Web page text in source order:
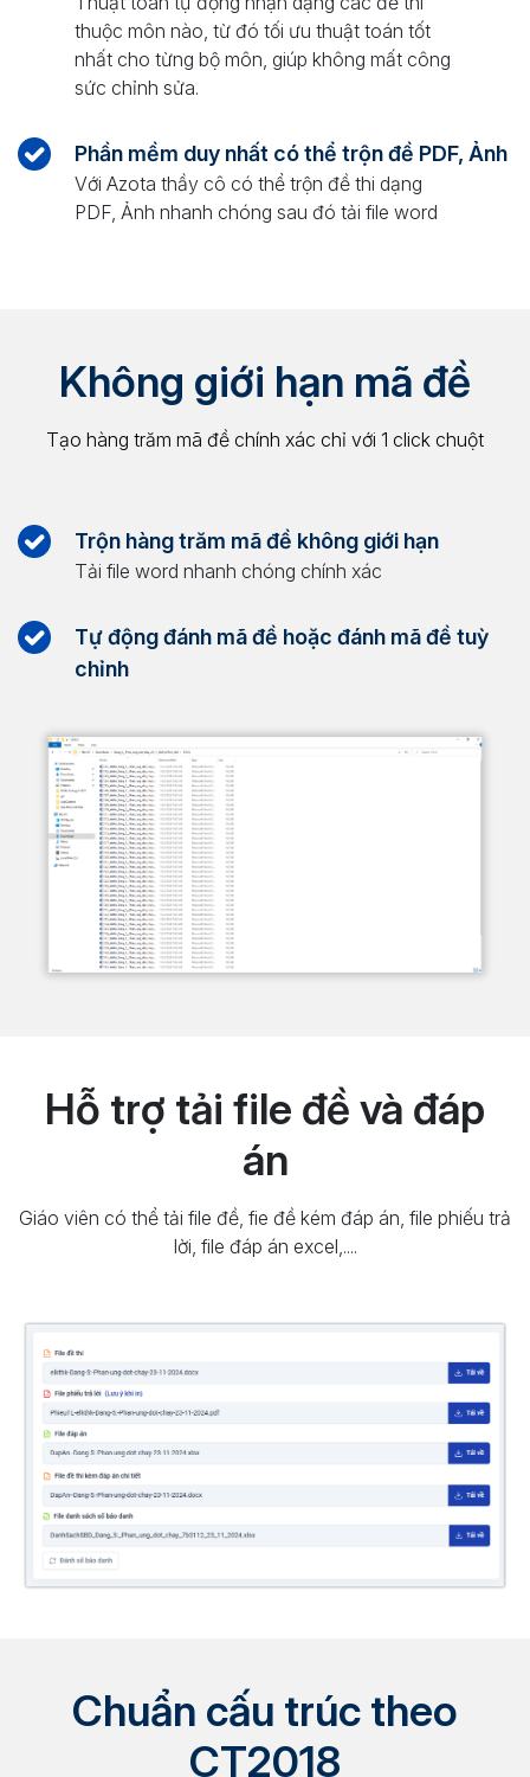
thuộc môn nào, từ đó tối ưu thuật toán tốt
nhất cho từng bộ môn, giúp không mất công
sức chỉnh sửa.
Phần mềm duy nhất có thể trộn đề PDF, Ảnh
Với Azota thầy cô có thể trộn đề thi dạng
PDF, Ảnh nhanh chóng sau đó tải file word
Không giới hạn mã đề
Tạo hàng trăm mã đề chính xác chỉ với 1 click chuột
Trộn hàng trăm mã đề không giới hạn
Tải file word nhanh chóng chính xác
Tự động đánh mã đề hoặc đánh mã đề tuỳ
chỉnh
Hỗ trợ tải file đề và đáp
án
Giáo viên có thể tải file đề, fie đề kém đáp án, file phiếu trả
lời, file đáp án excel,....
Chuẩn cấu trúc theo
CT2018